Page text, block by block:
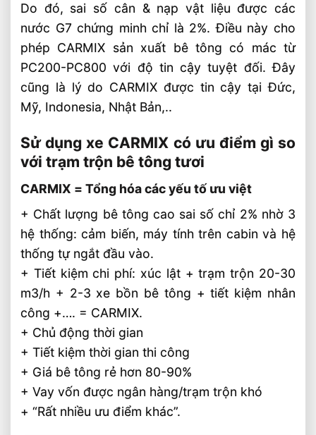
Do đó, sai số cân & nạp vật liệu được các
nước G7 chứng minh chỉ là 2%. Điều này cho
phép CARMIX sản xuất bê tông có mác từ
PC200-PC800 với độ tin cậy tuyệt đối. Đây
cũng là lý do CARMIX được tin cậy tại Đức,
Mỹ, Indonesia, Nhật Bản,..
Sử dụng xe CARMIX có ưu điểm gì so
với trạm trộn bê tông tươi
CARMIX = Tổng hóa các yếu tố ưu việt
+ Chất lượng bê tông cao sai số chỉ 2% nhờ 3
hệ thống: cảm biến, máy tính trên cabin và hệ
thống tự ngắt đầu vào.
+ Tiết kiệm chi phí: xúc lật + trạm trộn 20-30
m3/h + 2-3 xe bồn bê tông + tiết kiệm nhân
công +…. = CARMIX.
+ Chủ động thời gian
+ Tiết kiệm thời gian thi công
+ Giá bê tông rẻ hơn 80-90%
+ Vay vốn được ngân hàng/trạm trộn khó
+ “Rất nhiều ưu điểm khác”.